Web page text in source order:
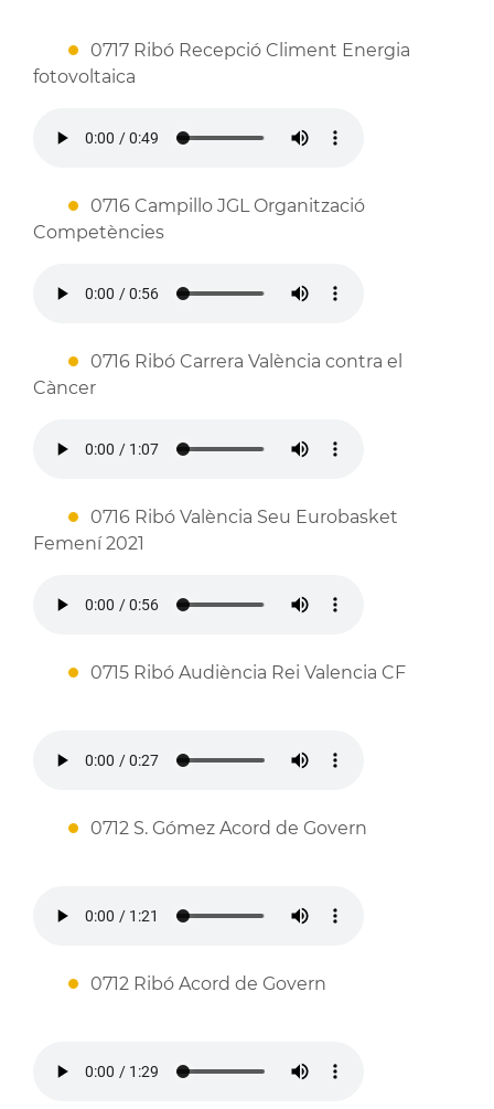
0717 Ribó Recepció Climent Energia
fotovoltaica
0716 Campillo JGL Organització
Competències
0716 Ribó Carrera València contra el
Càncer
0716 Ribó València Seu Eurobasket
Femení 2021
0715 Ribó Audiència Rei Valencia CF
0712 S. Gómez Acord de Govern
0712 Ribó Acord de Govern